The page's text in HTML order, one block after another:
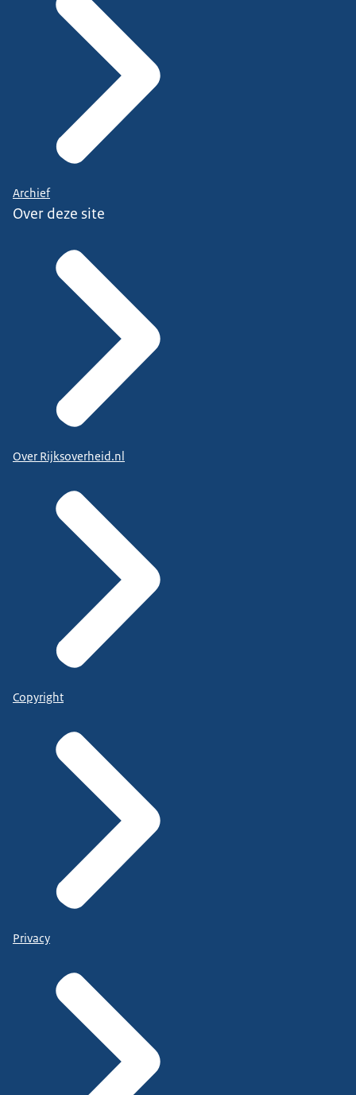
Archief
Over deze site
Over Rijksoverheid.nl
Copyright
Privacy